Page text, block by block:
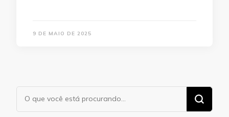
9 DE MAIO DE 2025
Procurando
algo?